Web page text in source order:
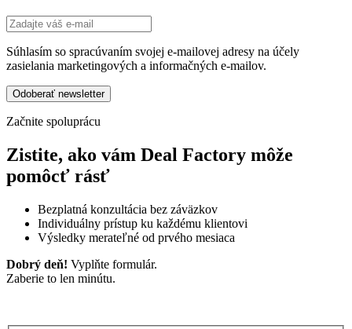
Súhlasím so spracúvaním svojej e-mailovej adresy na účely
zasielania marketingových a informačných e-mailov.
Začnite spoluprácu
Zistite, ako vám Deal Factory môže
pomôcť rásť
Bezplatná konzultácia bez záväzkov
Individuálny prístup ku každému klientovi
Výsledky merateľné od prvého mesiaca
Dobrý deň! Vyplňte formulár.
Zaberie to len minútu.